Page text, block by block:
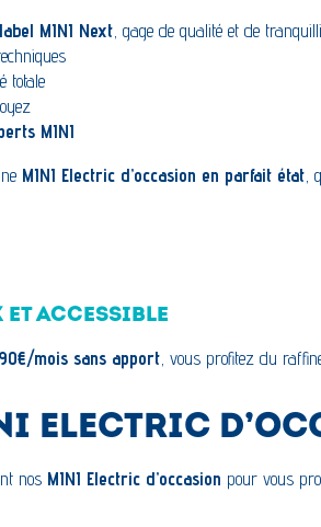
label MINI Next , gage de qualité et de
totale
MINI
MINI Electric d’occasion en parfait état
ET ACCESSIBLE
mois sans apport, vous profitez du
ELECTRIC
nos MINI Electric d’occasion pour vous